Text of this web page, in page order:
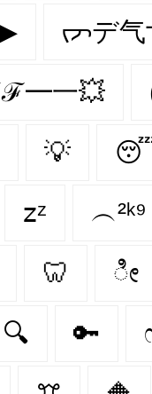
ᡕᠵデ气
一💥
💡
𝗓ᶻ ︵²ᵏ⁹
🦷 ೀ
🔍 🔑